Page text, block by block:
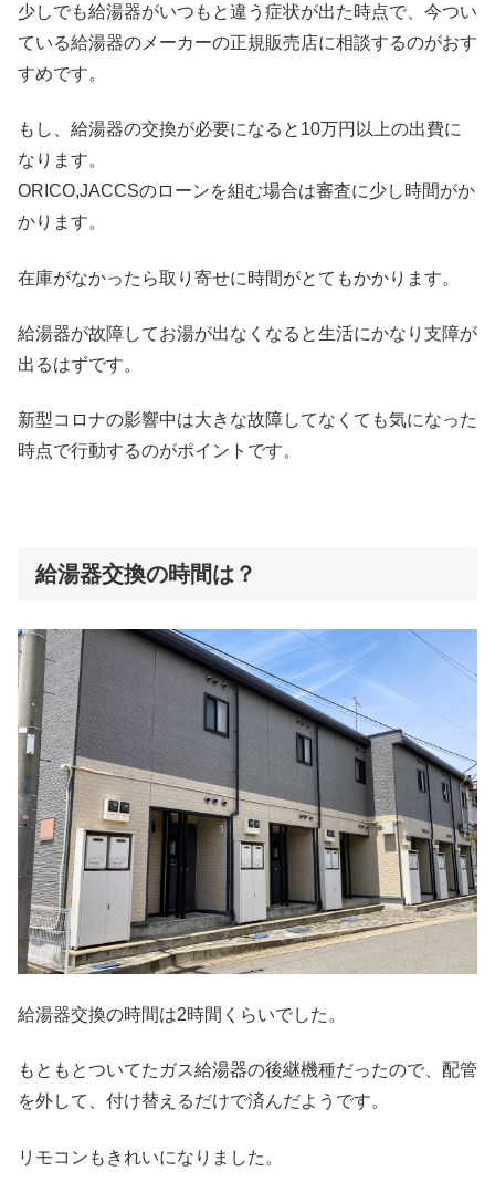
少しでも給湯器がいつもと違う症状が出た時点で、今つい
ている給湯器のメーカーの正規販売店に相談するのがおす
すめです。
もし、給湯器の交換が必要になると10万円以上の出費に
なります。
ORICO,JACCSのローンを組む場合は審査に少し時間がか
かります。
在庫がなかったら取り寄せに時間がとてもかかります。
給湯器が故障してお湯が出なくなると生活にかなり支障が
出るはずです。
新型コロナの影響中は大きな故障してなくても気になった
時点で行動するのがポイントです。
給湯器交換の時間は？
給湯器交換の時間は2時間くらいでした。
もともとついてたガス給湯器の後継機種だったので、配管
を外して、付け替えるだけで済んだようです。
リモコンもきれいになりました。